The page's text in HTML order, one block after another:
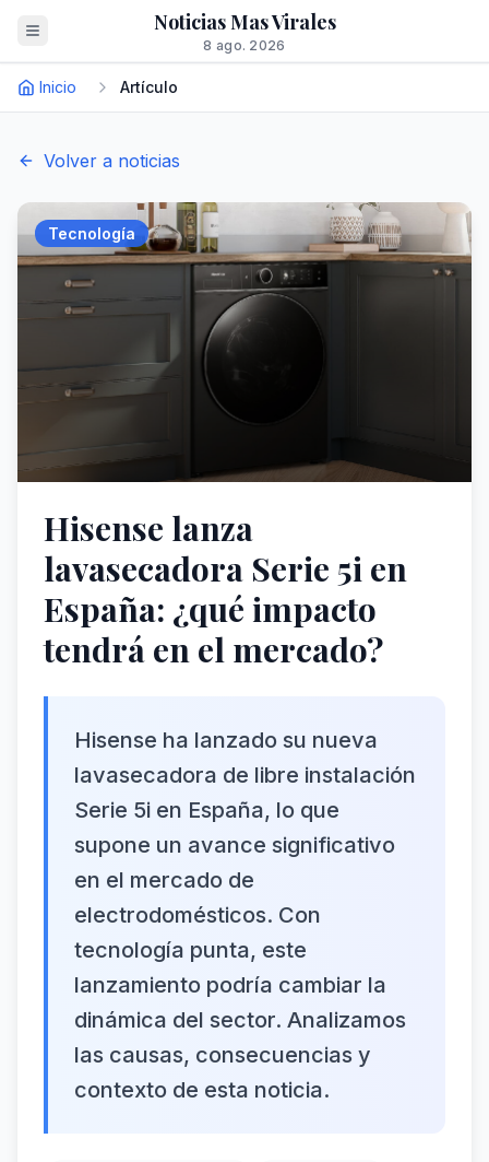
Noticias Mas Virales
8 ago. 2026
Inicio Artículo
Volver a noticias
Tecnología
Hisense lanza
lavasecadora Serie 5i en
España: ¿qué impacto
tendrá en el mercado?
Hisense ha lanzado su nueva
lavasecadora de libre instalación
Serie 5i en España, lo que
supone un avance significativo
en el mercado de
electrodomésticos. Con
tecnología punta, este
lanzamiento podría cambiar la
dinámica del sector. Analizamos
las causas, consecuencias y
contexto de esta noticia.